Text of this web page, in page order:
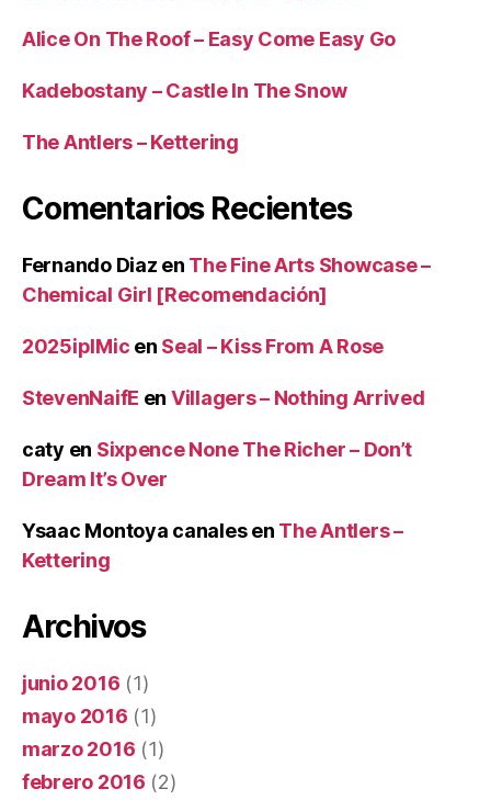
Alice On The Roof – Easy Come Easy Go
Kadebostany – Castle In The Snow
The Antlers – Kettering
Comentarios Recientes
Fernando Diaz en The Fine Arts Showcase –
Chemical Girl [Recomendación]
2025iplMic en Seal – Kiss From A Rose
StevenNaifE en Villagers – Nothing Arrived
caty en Sixpence None The Richer – Don’t
Dream It’s Over
Ysaac Montoya canalesen The Antlers –
Kettering
Archivos
junio 2016 (1)
mayo 2016 (1)
marzo 2016 (1)
febrero 2016 (2)